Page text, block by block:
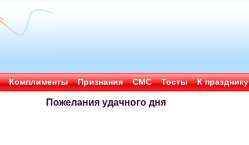
Комплименты Признания СМС Тосты К празднику
Пожелания удачного дня